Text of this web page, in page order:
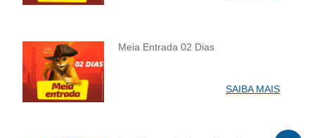
INFO
Meia Entrada 02 Dias
SAIBA MAIS